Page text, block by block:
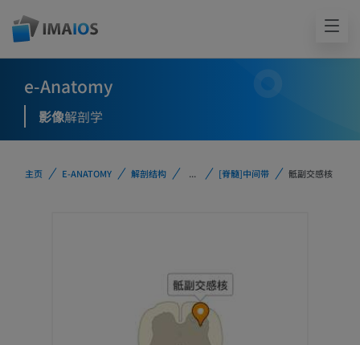
e-Anatomy
影像解剖学
主页 E-ANATOMY 解剖结构 ... [脊髓]中间带 骶副交感核